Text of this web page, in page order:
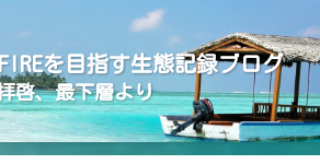
を目指す生態記録ブログ
啓、最下層より